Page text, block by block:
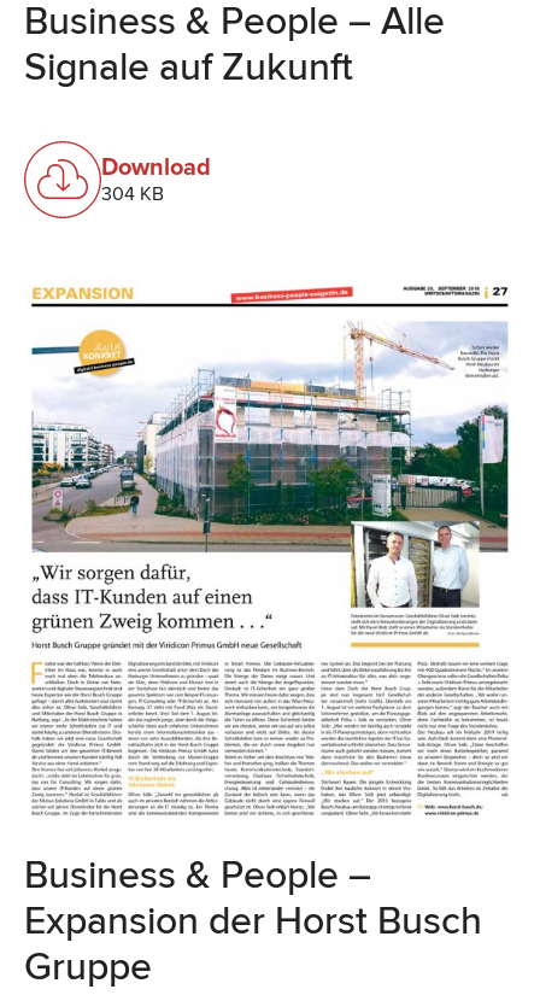
Business & People – Alle
Signale auf Zukunft
Download
304 KB
Business & People –
Expansion der Horst Busch
Gruppe